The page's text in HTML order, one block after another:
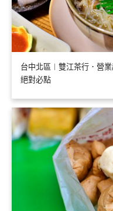
台中北區︱雙江茶行．營
絕對必點